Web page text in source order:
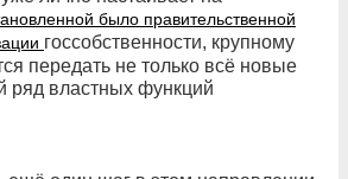
было правительственной
госсобственности, крупному
передать не только всё новые
ряд властных функций